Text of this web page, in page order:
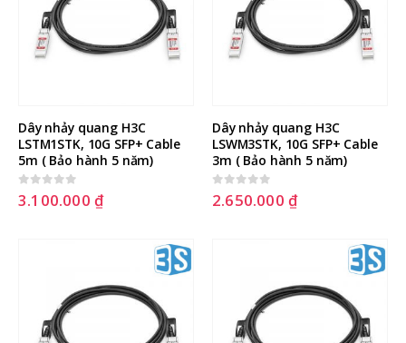
Dây nhảy quang H3C
LSTM1STK, 10G SFP+ Cable
5m ( Bảo hành 5 năm)
0out of 5
3.100.000 ₫
Dây nhảy quang H3C
LSWM3STK, 10G SFP+ Cable
3m ( Bảo hành 5 năm)
0out of 5
2.650.000 ₫